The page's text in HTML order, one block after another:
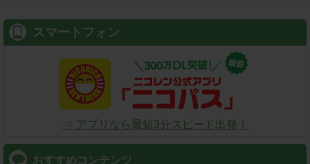
スマートフォン
⇒ アプリなら最短3分スピード出発！
おすすめコンテンツ